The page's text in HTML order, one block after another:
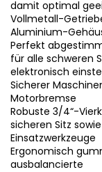
damit optimal
Vollmetall-
Aluminium-
Perfekt
für alle schweren
elektronisch
Sicherer
Motorbremse
Robuste 3/4“-
sicheren Sitz
Einsatzwerkzeuge
Ergonomisch
ausbalancierte